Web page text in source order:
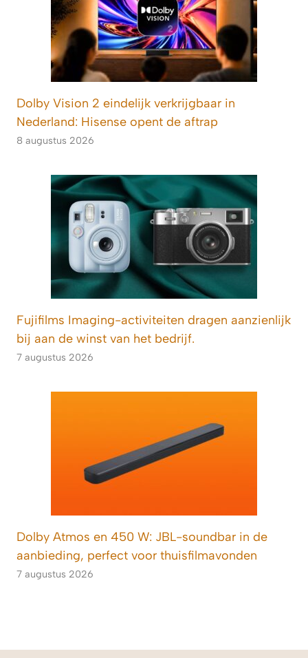
Dolby Vision 2 eindelijk verkrijgbaar in
Nederland: Hisense opent de aftrap
8 augustus 2026
Fujifilms Imaging-activiteiten dragen aanzienlijk
bij aan de winst van het bedrijf.
7 augustus 2026
Dolby Atmos en 450 W: JBL-soundbar in de
aanbieding, perfect voor thuisfilmavonden
7 augustus 2026